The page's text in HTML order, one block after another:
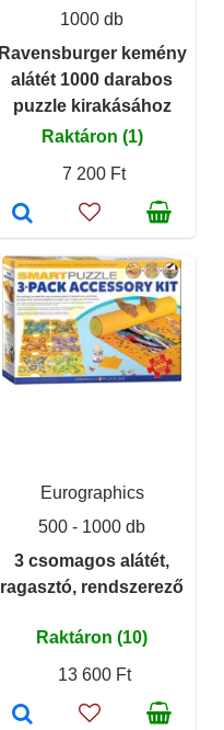
1000 db
Ravensburger kemény
alátét 1000 darabos
puzzle kirakásához
Raktáron (1)
7 200 Ft
Eurographics
500 - 1000 db
3 csomagos alátét,
ragasztó, rendszerező
Raktáron (10)
13 600 Ft